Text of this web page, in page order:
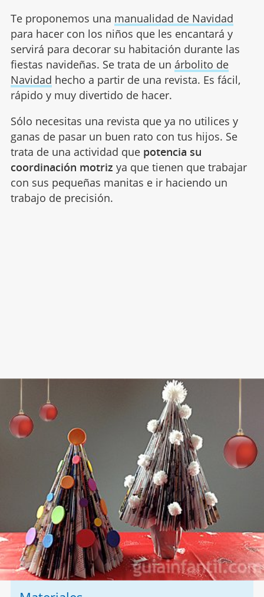
Te proponemos una manualidad de Navidad
para hacer con los niños que les encantará y
servirá para decorar su habitación durante las
fiestas navideñas. Se trata de un árbolito de
Navidad hecho a partir de una revista. Es fácil,
rápido y muy divertido de hacer.
Sólo necesitas una revista que ya no utilices y
ganas de pasar un buen rato con tus hijos. Se
trata de una actividad que potencia su
coordinación motriz ya que tienen que trabajar
con sus pequeñas manitas e ir haciendo un
trabajo de precisión.